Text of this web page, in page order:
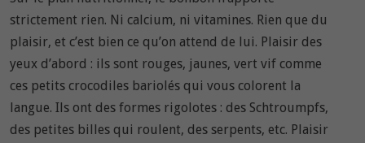
strictement rien. Ni calcium, ni vitamines. Rien que du
plaisir, et c’est bien ce qu’on attend de lui. Plaisir des
yeux d’abord : ils sont rouges, jaunes, vert vif comme
ces petits crocodiles bariolés qui vous colorent la
langue. Ils ont des formes rigolotes : des Schtroumpfs,
des petites billes qui roulent, des serpents, etc. Plaisir